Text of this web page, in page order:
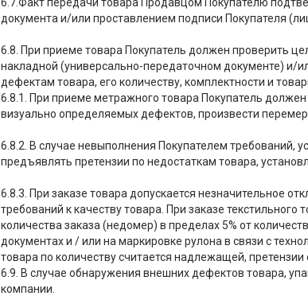
документа и/или проставлением подписи Покупателя
6.8. При приеме товара Покупатель должен проверить
накладной (универсально-передаточном документе) и/
дефектам товара, его количеству, комплектности и
6.8.1. При приеме метражного товара Покупатель
визуально определяемых дефектов, произвести
6.8.2. В случае невыполнения Покупателем требований,
предъявлять претензии по недостаткам товара,
6.8.3. При заказе товара допускается незначительное
требований к качеству товара. При заказе
количества заказа (недомер) в пределах 5% от
документах и / или на маркировке рулона в связи с
товара по количеству считается надлежащей,
6.9. В случае обнаружения внешних дефектов товара,
компании.